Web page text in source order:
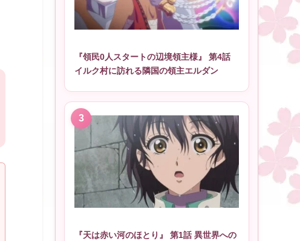
『領民0人スタートの辺境領主様』 第4話
イルク村に訪れる隣国の領主エルダン
『天は赤い河のほとり』 第1話 異世界への